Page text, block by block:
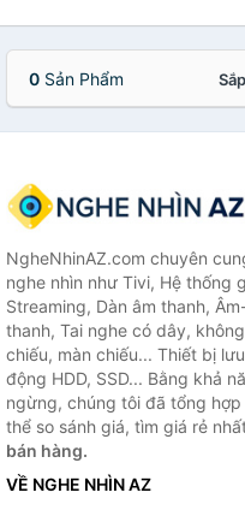
0 Sản Phẩm
NgheNhinAZ.com chuyên
nghe nhìn như Tivi, Hệ thống
Streaming, Dàn âm thanh,
thanh, Tai nghe có dây,
chiếu, màn chiếu... Thiết bị
động HDD, SSD... Bằng khả
ngừng, chúng tôi đã tổng
thể so sánh giá, tìm giá rẻ
bán hàng.
VỀ NGHE NHÌN AZ